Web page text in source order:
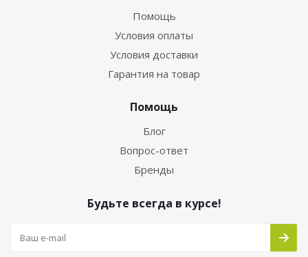
Помощь
Условия оплаты
Условия доставки
Гарантия на товар
Помощь
Блог
Вопрос-ответ
Бренды
Будьте всегда в курсе!